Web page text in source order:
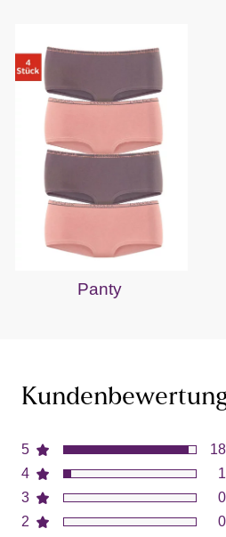
Panty
5
4
3
2
18
1
0
0